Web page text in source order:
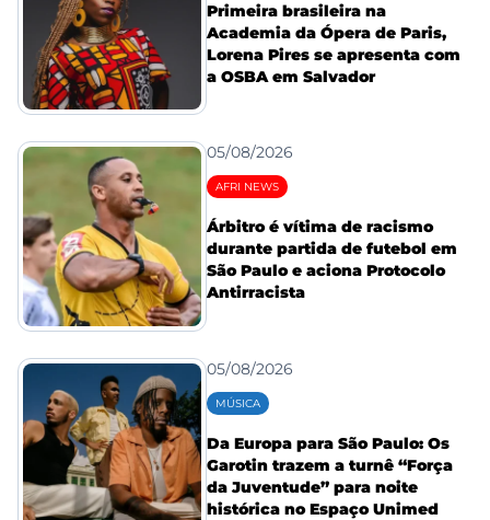
Primeira brasileira na
Academia da Ópera de Paris,
Lorena Pires se apresenta com
a OSBA em Salvador
05/08/2026
AFRI NEWS
Árbitro é vítima de racismo
durante partida de futebol em
São Paulo e aciona Protocolo
Antirracista
05/08/2026
MÚSICA
Da Europa para São Paulo: Os
Garotin trazem a turnê “Força
da Juventude” para noite
histórica no Espaço Unimed